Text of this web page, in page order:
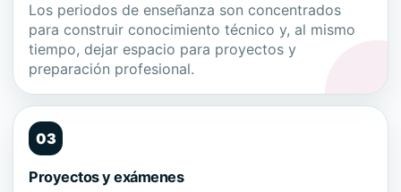
Los periodos de enseñanza son concentrados
para construir conocimiento técnico y, al mismo
tiempo, dejar espacio para proyectos y
preparación profesional.
03
Proyectos y exámenes